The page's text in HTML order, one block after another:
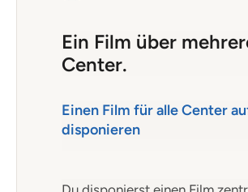
Ein Film über
Center.
Einen Film für alle Center
disponieren